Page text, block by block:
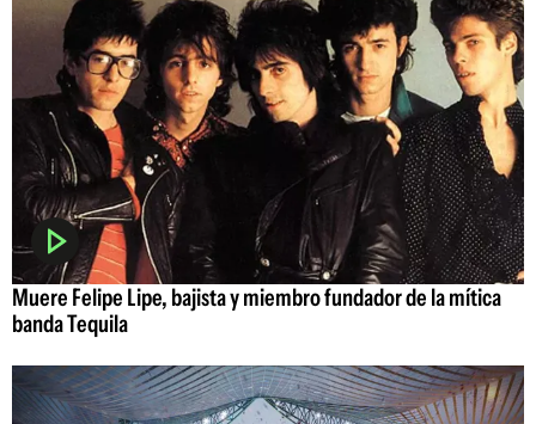
Muere Felipe Lipe, bajista y miembro fundador de la mítica
banda Tequila